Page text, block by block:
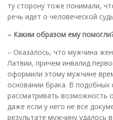
ту сторону тоже понимали,
речь идет о человеческой
– Каким образом ему
– Оказалось, что мужчина
Латвии, причем инвалид
оформили этому мужчине
основании брака. В подобных
рассматривать возможность
даже если у него не все
результате мужчину удалось